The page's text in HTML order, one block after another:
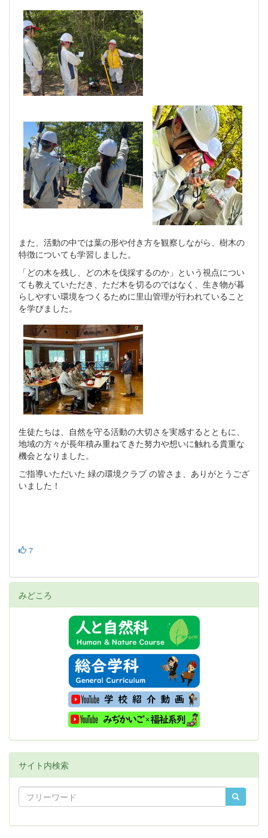
また、活動の中では葉の形や付き方を観察しながら、樹木の
特徴についても学習しました。
「どの木を残し、どの木を伐採するのか」という視点につい
ても教えていただき、ただ木を切るのではなく、生き物が暮
らしやすい環境をつくるために里山管理が行われていること
を学びました。
生徒たちは、自然を守る活動の大切さを実感するとともに、
地域の方々が長年積み重ねてきた努力や想いに触れる貴重な
機会となりました。
ご指導いただいた 緑の環境クラブ の皆さま、ありがとうござ
いました！
7
みどころ
サイト内検索